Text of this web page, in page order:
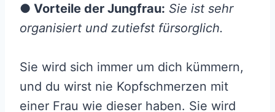
● Vorteile der Jungfrau: Sie ist sehr
organisiert und zutiefst fürsorglich.
Sie wird sich immer um dich kümmern,
und du wirst nie Kopfschmerzen mit
einer Frau wie dieser haben. Sie wird